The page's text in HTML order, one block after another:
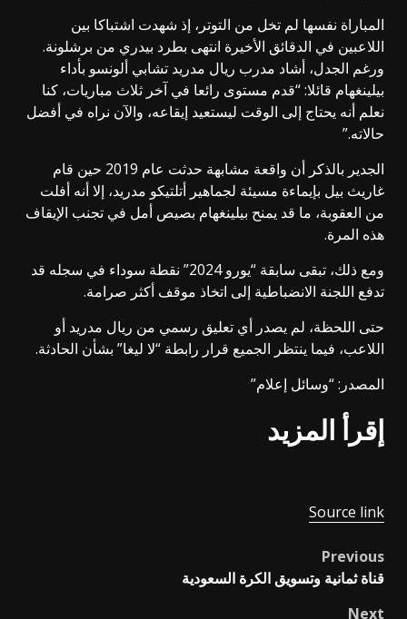
المباراة نفسها لم تخل من التوتر، إذ شهدت اشتباكا بين
اللاعبين في الدقائق الأخيرة انتهى بطرد بيدري من برشلونة.
ورغم الجدل، أشاد مدرب ريال مدريد تشابي ألونسو بأداء
بيلينغهام قائلا: “قدم مستوى رائعا في آخر ثلاث مباريات، كنا
نعلم أنه يحتاج إلى الوقت ليستعيد إيقاعه، والآن نراه في أفضل
حالاته.”
الجدير بالذكر أن واقعة مشابهة حدثت عام 2019 حين قام
غاريث بيل بإيماءة مسيئة لجماهير أتلتيكو مدريد، إلا أنه أفلت
من العقوبة، ما قد يمنح بيلينغهام بصيص أمل في تجنب الإيقاف
هذه المرة.
ومع ذلك، تبقى سابقة “يورو 2024” نقطة سوداء في سجله قد
تدفع اللجنة الانضباطية إلى اتخاذ موقف أكثر صرامة.
حتى اللحظة، لم يصدر أي تعليق رسمي من ريال مدريد أو
اللاعب، فيما ينتظر الجميع قرار رابطة “لا ليغا” بشأن الحادثة.
المصدر: “وسائل إعلام”
إقرأ المزيد
Source link
Post
navigation
Previous
قناة ثمانية وتسويق الكرة السعودية
Next